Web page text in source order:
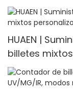
HUAEN |
billetes